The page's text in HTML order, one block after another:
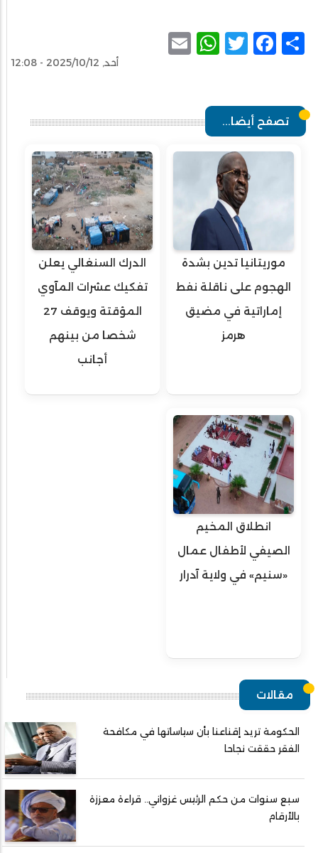
Share
Facebook
Twitter
WhatsApp
أحد, 2025/10/12 - 12:08
تصفح أيضا...
موريتانيا تدين بشدة
الهجوم على ناقلة نفط
إماراتية في مضيق
هرمز
الدرك السنغالي يعلن
تفكيك عشرات المآوي
المؤقتة ويوقف 27
شخصا من بينهم
أجانب
انطلاق المخيم
الصيفي لأطفال عمال
«سنيم» في ولاية آدرار
مقالات
الحكومة تريد إقناعنا بأن سياساتها في مكافحة
الفقر حققت نجاحا
سبع سنوات من حكم الرئيس غزواني.. قراءة معززة
بالأرقام